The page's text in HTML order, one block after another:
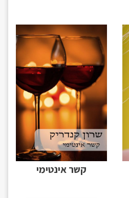
קשר אינטימי